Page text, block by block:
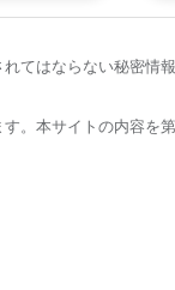
てはならない秘密情
。本サイトの内容を